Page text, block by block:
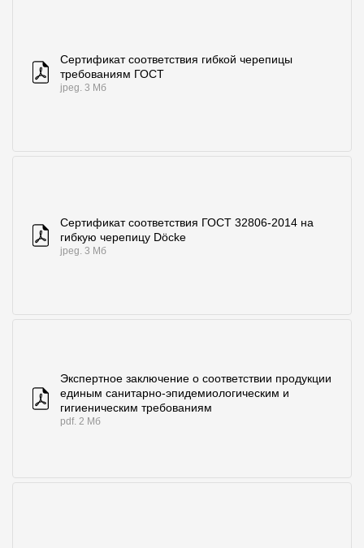
Сертификат соответствия гибкой черепицы
требованиям ГОСТ
jpeg. 3 Мб
Сертификат соответствия ГОСТ 32806-2014 на
гибкую черепицу Döcke
jpeg. 3 Мб
Экспертное заключение о соответствии продукции
единым санитарно-эпидемиологическим и
гигиеническим требованиям
pdf. 2 Мб